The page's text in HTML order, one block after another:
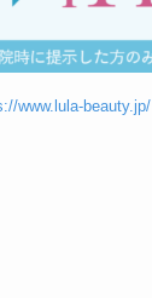
www.lula-beauty.jp/